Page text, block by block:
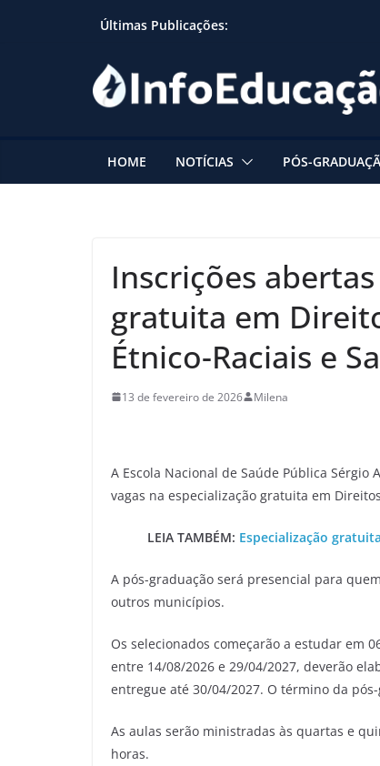
Últimas Publicações:
HOME NOTÍCIAS PÓS-
Inscrições
gratuita em
Étnico-Raciais e
13 de fevereiro de 2026 Milena
A Escola Nacional de Saúde Pública Sérgio
vagas na especialização gratuita em
LEIA TAMBÉM: Especialização
A pós-graduação será presencial para
outros municípios.
Os selecionados começarão a estudar em
entre 14/08/2026 e 29/04/2027, deverão
entregue até 30/04/2027. O término da
As aulas serão ministradas às quartas e
horas.